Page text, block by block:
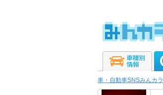
車・自動車SNSみんカラ